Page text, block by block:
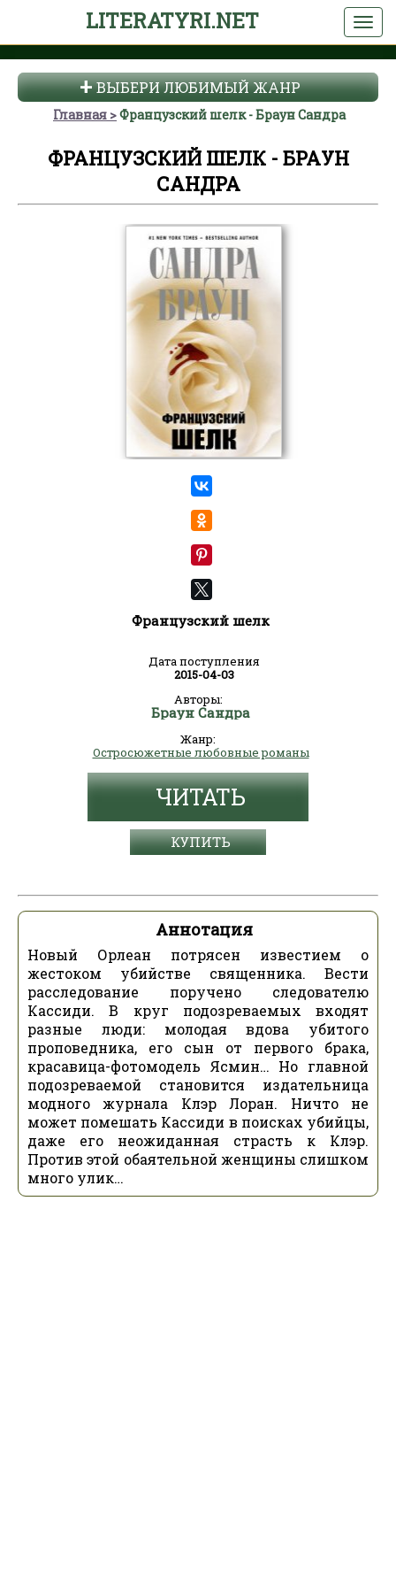
LITERATYRI.NET
ВЫБЕРИ ЛЮБИМЫЙ ЖАНР
Главная Французский шелк - Браун Сандра
ФРАНЦУЗСКИЙ ШЕЛК - БРАУН
САНДРА
Французский шелк
Дата поступления
2015-04-03
Авторы:
Браун Сандра
Жанр:
Остросюжетные любовные романы
ЧИТАТЬ
КУПИТЬ
Аннотация
Новый Орлеан потрясен известием о
жестоком убийстве священника. Вести
расследование поручено следователю
Кассиди. В круг подозреваемых входят
разные люди: молодая вдова убитого
проповедника, его сын от первого брака,
красавица-фотомодель Ясмин… Но главной
подозреваемой становится издательница
модного журнала Клэр Лоран. Ничто не
может помешать Кассиди в поисках убийцы,
даже его неожиданная страсть к Клэр.
Против этой обаятельной женщины слишком
много улик…